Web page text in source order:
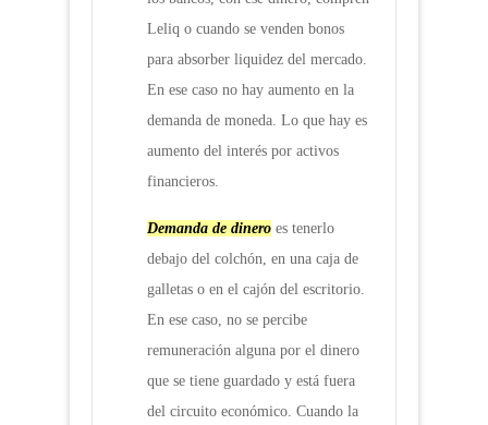
Leliq o cuando se venden bonos
para absorber liquidez del mercado.
En ese caso no hay aumento en la
demanda de moneda. Lo que hay es
aumento del interés por activos
financieros.
Demanda de dinero es tenerlo
debajo del colchón, en una caja de
galletas o en el cajón del escritorio.
En ese caso, no se percibe
remuneración alguna por el dinero
que se tiene guardado y está fuera
del circuito económico. Cuando la